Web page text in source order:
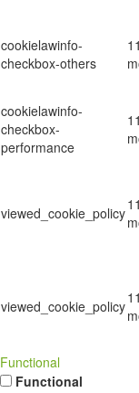
cookielawinfo-
checkbox-others
11
cookielawinfo-
checkbox-
performance
11
viewed_cookie_policy11
viewed_cookie_policy11
Functional
Functional